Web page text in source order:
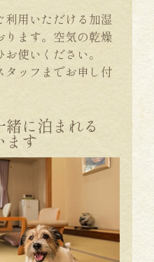
利用いただける加湿
ます。空気の乾燥
使いください。
タッフまでお申し付
に泊まれる
ます